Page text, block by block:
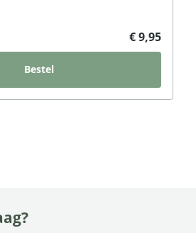
€ 9,95
Bestel